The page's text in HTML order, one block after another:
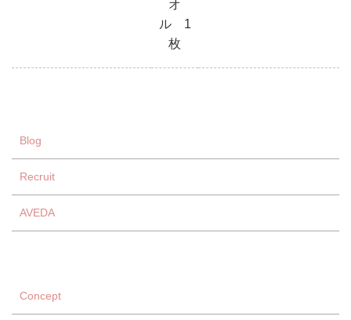
オ
ル 1
枚
Blog
Recruit
AVEDA
Concept